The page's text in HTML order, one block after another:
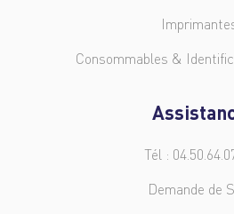
Consommables &
Tél :
Demande de